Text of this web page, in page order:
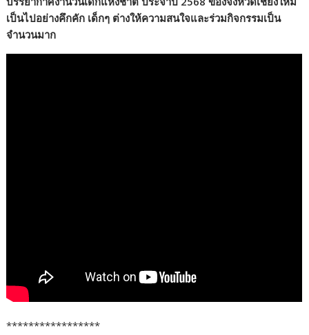
เป็นไปอย่างคึกคัก เด็กๆ ต่างให้ความสนใจและร่วมกิจกรรมเป็น
จำนวนมาก
*****************